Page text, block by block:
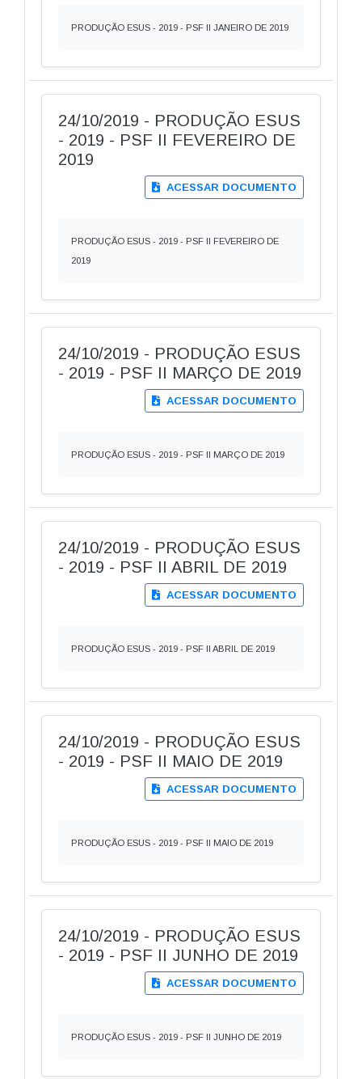
PRODUÇÃO ESUS - 2019 - PSF II JANEIRO DE 2019
24/10/2019 - PRODUÇÃO ESUS
- 2019 - PSF II FEVEREIRO DE
2019
ACESSAR DOCUMENTO
PRODUÇÃO ESUS - 2019 - PSF II FEVEREIRO DE
2019
24/10/2019 - PRODUÇÃO ESUS
- 2019 - PSF II MARÇO DE 2019
ACESSAR DOCUMENTO
PRODUÇÃO ESUS - 2019 - PSF II MARÇO DE 2019
24/10/2019 - PRODUÇÃO ESUS
- 2019 - PSF II ABRIL DE 2019
ACESSAR DOCUMENTO
PRODUÇÃO ESUS - 2019 - PSF II ABRIL DE 2019
24/10/2019 - PRODUÇÃO ESUS
- 2019 - PSF II MAIO DE 2019
ACESSAR DOCUMENTO
PRODUÇÃO ESUS - 2019 - PSF II MAIO DE 2019
24/10/2019 - PRODUÇÃO ESUS
- 2019 - PSF II JUNHO DE 2019
ACESSAR DOCUMENTO
PRODUÇÃO ESUS - 2019 - PSF II JUNHO DE 2019